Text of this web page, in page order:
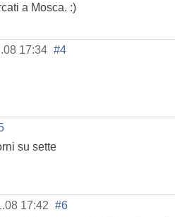
a Mosca. :)
17:34 #4
su sette
17:42 #6